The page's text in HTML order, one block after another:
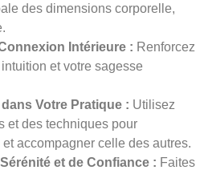
des dimensions corporelle,
Intérieure : Renforcez
et votre sagesse
Votre Pratique : Utilisez
et des techniques pour
accompagner celle des autres.
et de Confiance : Faites